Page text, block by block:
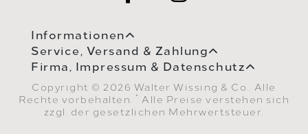
Informationen
Service, Versand & Zahlung
Firma, Impressum & Datenschutz
Copyright © 2026 Walter Wissing & Co.. Alle
Rechte vorbehalten.
* Alle Preise verstehen sich
zzgl. der gesetzlichen Mehrwertsteuer.